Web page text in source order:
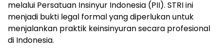
melalui Persatuan Insinyur Indonesia (PII). STRI ini
menjadi bukti legal formal yang diperlukan untuk
menjalankan praktik keinsinyuran secara profesional
di Indonesia.